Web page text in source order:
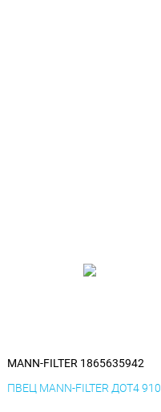
MANN-FILTER 1865635942
ПВЕЦ MANN-FILTER ДОТ4